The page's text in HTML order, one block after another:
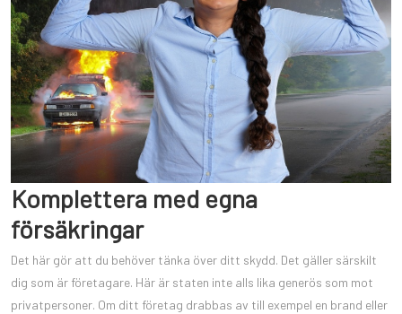
Komplettera med egna
försäkringar
Det här gör att du behöver tänka över ditt skydd. Det gäller särskilt
dig som är företagare. Här är staten inte alls lika generös som mot
privatpersoner. Om ditt företag drabbas av till exempel en brand eller